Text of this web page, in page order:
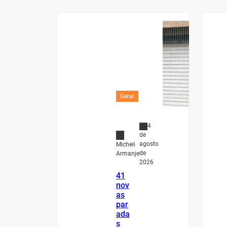
Geral
Micheli
Armanje
4
de
agosto
de
2026
41
nov
as
par
ada
s